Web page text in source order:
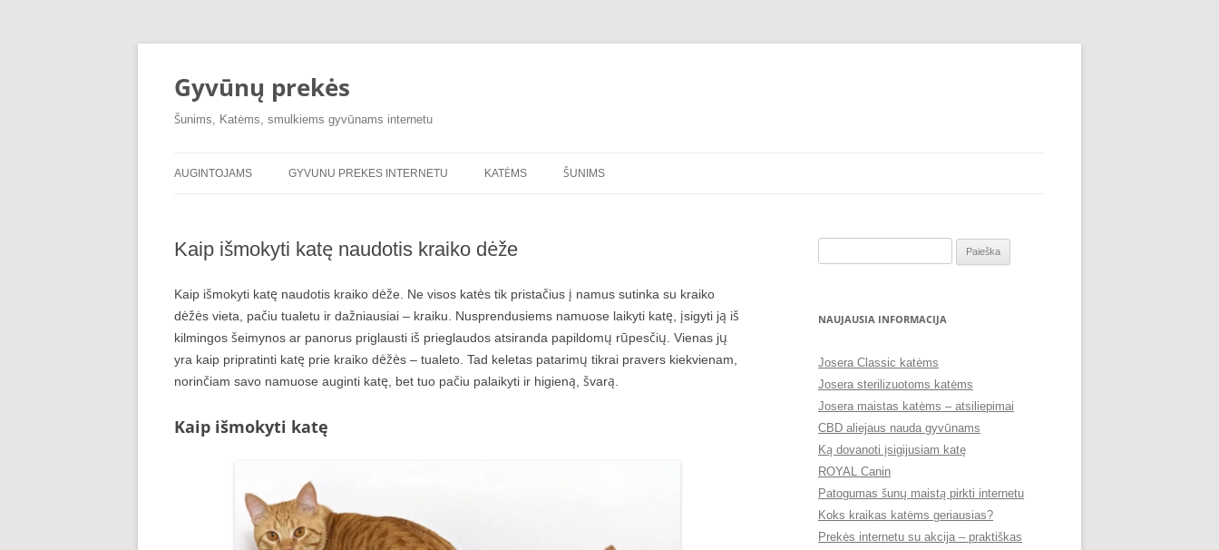
Gyvūnų prekės
Šunims, Katėms, smulkiems gyvūnams internetu
AUGINTOJAMS GYVUNU PREKES INTERNETU KATĖMS ŠUNIMS
Kaip išmokyti katę naudotis kraiko dėže
Kaip išmokyti katę naudotis kraiko dėže. Ne visos katės tik pristačius į namus sutinka su kraiko
dėžės vieta, pačiu tualetu ir dažniausiai – kraiku. Nusprendusiems namuose laikyti katę, įsigyti ją iš
kilmingos šeimynos ar panorus priglausti iš prieglaudos atsiranda papildomų rūpesčių. Vienas jų
yra kaip pripratinti katę prie kraiko dėžės – tualeto. Tad keletas patarimų tikrai pravers kiekvienam,
norinčiam savo namuose auginti katę, bet tuo pačiu palaikyti ir higieną, švarą.
Kaip išmokyti katę
NAUJAUSIA INFORMACIJA
Josera Classic katėms
Josera sterilizuotoms katėms
Josera maistas katėms – atsiliepimai
CBD aliejaus nauda gyvūnams
Ką dovanoti įsigijusiam katę
ROYAL Canin
Patogumas šunų maistą pirkti internetu
Koks kraikas katėms geriausias?
Prekės internetu su akcija – praktiškas